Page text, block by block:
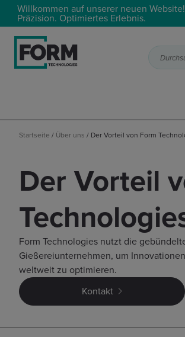
Willkommen auf unserer neuen
Präzision. Optimiertes Erlebnis.
Startseite / Über uns / Der Vorteil von Form
Der Vorteil
Form Technologies nutzt die
Gießereiunternehmen, um
weltweit zu optimieren.
Kontakt